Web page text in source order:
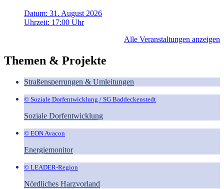
Datum: 31. August 2026
Uhrzeit: 17:00 Uhr
Alle Veranstaltungen anzeigen
Themen & Projekte
Straßensperrungen & Umleitungen
© Soziale Dorfentwicklung / SG Baddeckenstedt
Soziale Dorfentwicklung
© EON Avacon
Energiemonitor
© LEADER-Region
Nördliches Harzvorland